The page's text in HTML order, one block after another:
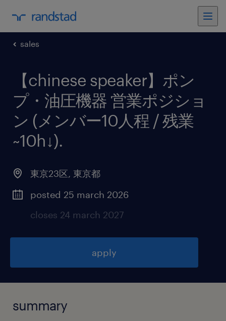
sales
【chinese speaker】ポン
プ・油圧機器 営業ポジショ
ン (メンバー10人程 / 残業
~10h↓).
東京23区, 東京都
posted 25 march 2026
closes 24 march 2027
apply
summary